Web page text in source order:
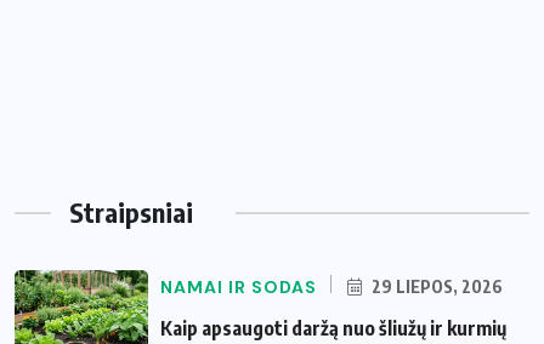
Straipsniai
NAMAI IR SODAS 29 LIEPOS, 2026
Kaip apsaugoti daržą nuo šliužų ir kurmių